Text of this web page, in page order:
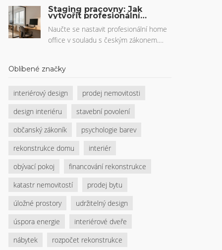
- od DTI poměru až po výběr
Staging pracovny: Jak
vytvořit profesionální
home office v souladu se
zákonem
Naučte se nastavit profesionální home
office v souladu s českým zákonem.
Oblíbené značky
interiérový design
prodej nemovitosti
design interiéru
stavební povolení
občanský zákoník
psychologie barev
rekonstrukce domu
interiér
obývací pokoj
financování rekonstrukce
katastr nemovitostí
prodej bytu
úložné prostory
udržitelný design
úspora energie
interiérové dveře
nábytek
rozpočet rekonstrukce